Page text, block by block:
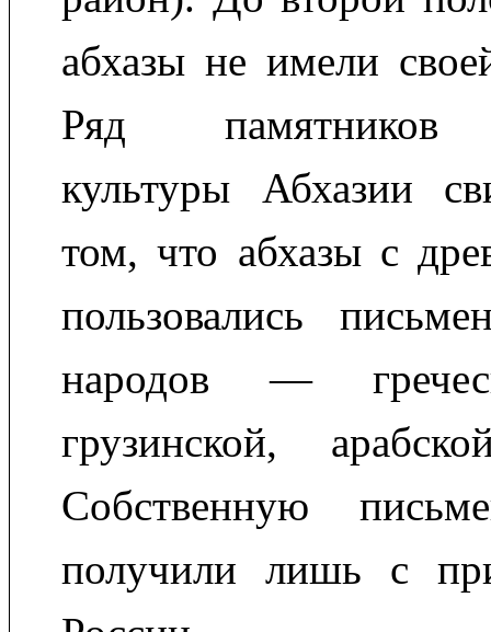
абхазы не имели
Ряд памятников
культуры Абхазии
том, что абхазы с
пользовались
народов —
грузинской,
Собственную
получили лишь с